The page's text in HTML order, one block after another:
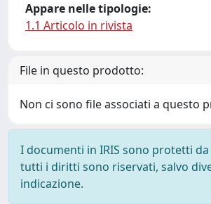
Appare nelle tipologie:
1.1 Articolo in rivista
File in questo prodotto:
Non ci sono file associati a questo
I documenti in IRIS sono protetti
tutti i diritti sono riservati, salvo
indicazione.